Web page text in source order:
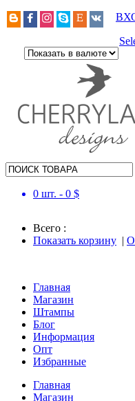
0 шт. - 0 $
Всего :
Показать корзину |
Главная
Магазин
Штампы
Блог
Информация
Опт
Избранные
Главная
Магазин